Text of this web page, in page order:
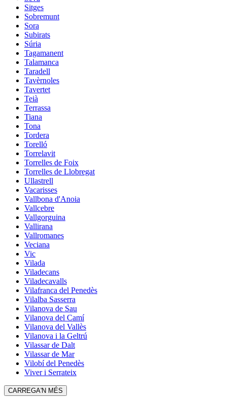
Sitges
Sobremunt
Sora
Subirats
Súria
Tagamanent
Talamanca
Taradell
Tavèrnoles
Tavertet
Teià
Terrassa
Tiana
Tona
Tordera
Torelló
Torrelavit
Torrelles de Foix
Torrelles de Llobregat
Ullastrell
Vacarisses
Vallbona d'Anoia
Vallcebre
Vallgorguina
Vallirana
Vallromanes
Veciana
Vic
Vilada
Viladecans
Viladecavalls
Vilafranca del Penedès
Vilalba Sasserra
Vilanova de Sau
Vilanova del Camí
Vilanova del Vallès
Vilanova i la Geltrú
Vilassar de Dalt
Vilassar de Mar
Vilobí del Penedès
Viver i Serrateix
CARREGA'N MÉS